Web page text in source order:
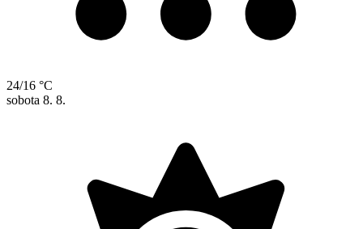
24/16 °C
sobota 8. 8.